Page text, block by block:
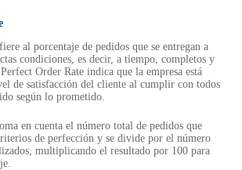
al porcentaje de pedidos que se entregan a
condiciones, es decir, a tiempo, completos y
Order Rate indica que la empresa está
de satisfacción del cliente al cumplir con todos
según lo prometido.
en cuenta el número total de pedidos que
de perfección y se divide por el número
multiplicando el resultado por 100 para